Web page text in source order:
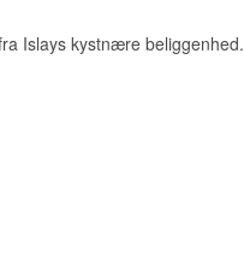
Islays kystnære beliggenhed.